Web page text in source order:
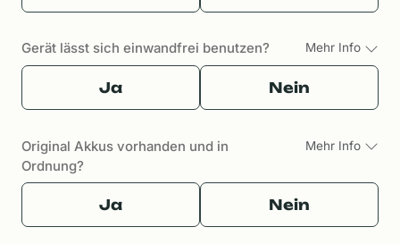
Gerät lässt sich einwandfrei benutzen? Mehr Info
Ja Nein
Original Akkus vorhanden und in
Ordnung?
Mehr Info
Ja Nein